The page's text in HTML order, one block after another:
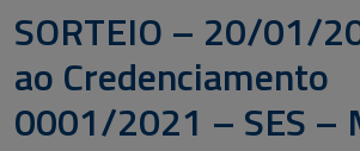
SORTEIO – 20/01/
ao Credenciamento
0001/2021 – SES –